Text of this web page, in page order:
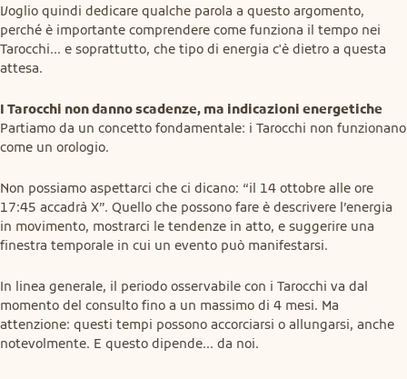
Voglio quindi dedicare qualche parola a questo argomento,
perché è importante comprendere come funziona il tempo nei
Tarocchi... e soprattutto, che tipo di energia c'è dietro a questa
attesa.
I Tarocchi non danno scadenze, ma indicazioni energetiche
Partiamo da un concetto fondamentale: i Tarocchi non funzionano
come un orologio.
Non possiamo aspettarci che ci dicano: “il 14 ottobre alle ore
17:45 accadrà X”. Quello che possono fare è descrivere l’energia
in movimento, mostrarci le tendenze in atto, e suggerire una
finestra temporale in cui un evento può manifestarsi.
In linea generale, il periodo osservabile con i Tarocchi va dal
momento del consulto fino a un massimo di 4 mesi. Ma
attenzione: questi tempi possono accorciarsi o allungarsi, anche
notevolmente. E questo dipende... da noi.